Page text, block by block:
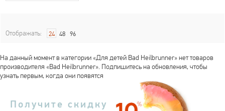
Отображать: 24 48 96
На данный момент в категории «Для детей Bad Heilbrunner» нет товаров
производителя «Bad Heilbrunner». Подпишитесь на обновления, чтобы
узнать первым, когда они появятся
Получите скидку